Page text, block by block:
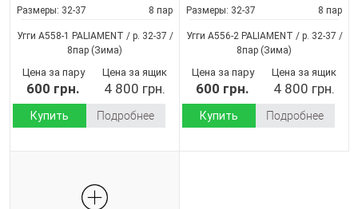
Размеры: 32-37 8 пар
Угги A558-1 PALIAMENT / p. 32-37 /
8пар (Зима)
Цена за пару
600 грн.
Цена за ящик
4 800 грн.
Купить Подробнее
Размеры: 32-37 8 пар
Угги A556-2 PALIAMENT / p. 32-37 /
8пар (Зима)
Цена за пару
600 грн.
Цена за ящик
4 800 грн.
Купить Подробнее